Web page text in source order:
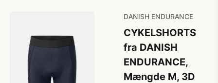
DANISH ENDURANCE
CYKELSHORTS
fra DANISH
ENDURANCE,
Mængde M, 3D